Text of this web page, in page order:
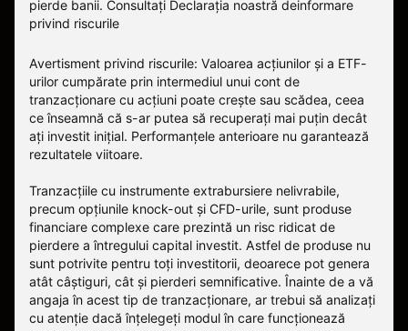
pierde banii. Consultați Declarația noastră deinformare
privind riscurile
Avertisment privind riscurile: Valoarea acțiunilor și a ETF-
urilor cumpărate prin intermediul unui cont de
tranzacționare cu acțiuni poate crește sau scădea, ceea
ce înseamnă că s-ar putea să recuperați mai puțin decât
ați investit inițial. Performanțele anterioare nu garantează
rezultatele viitoare.
Tranzacțiile cu instrumente extrabursiere nelivrabile,
precum opțiunile knock-out și CFD-urile, sunt produse
financiare complexe care prezintă un risc ridicat de
pierdere a întregului capital investit. Astfel de produse nu
sunt potrivite pentru toți investitorii, deoarece pot genera
atât câștiguri, cât și pierderi semnificative. Înainte de a vă
angaja în acest tip de tranzacționare, ar trebui să analizați
cu atenție dacă înțelegeți modul în care funcționează